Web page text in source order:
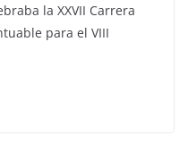
la XXVII Carrera
para el VIII